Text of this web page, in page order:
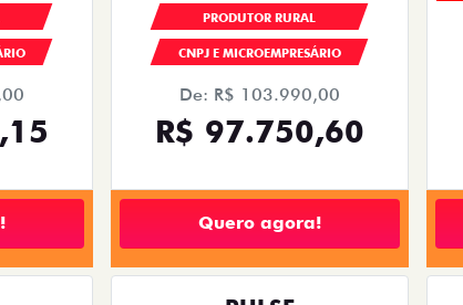
PRODUTOR RURAL
CNPJ E MICROEMPRESÁRIO
De: R$ 103.990,00
R$ 97.750,60
Quero agora!